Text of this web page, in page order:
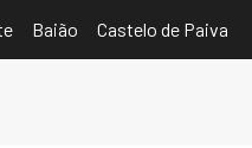
Baião Castelo de Paiva